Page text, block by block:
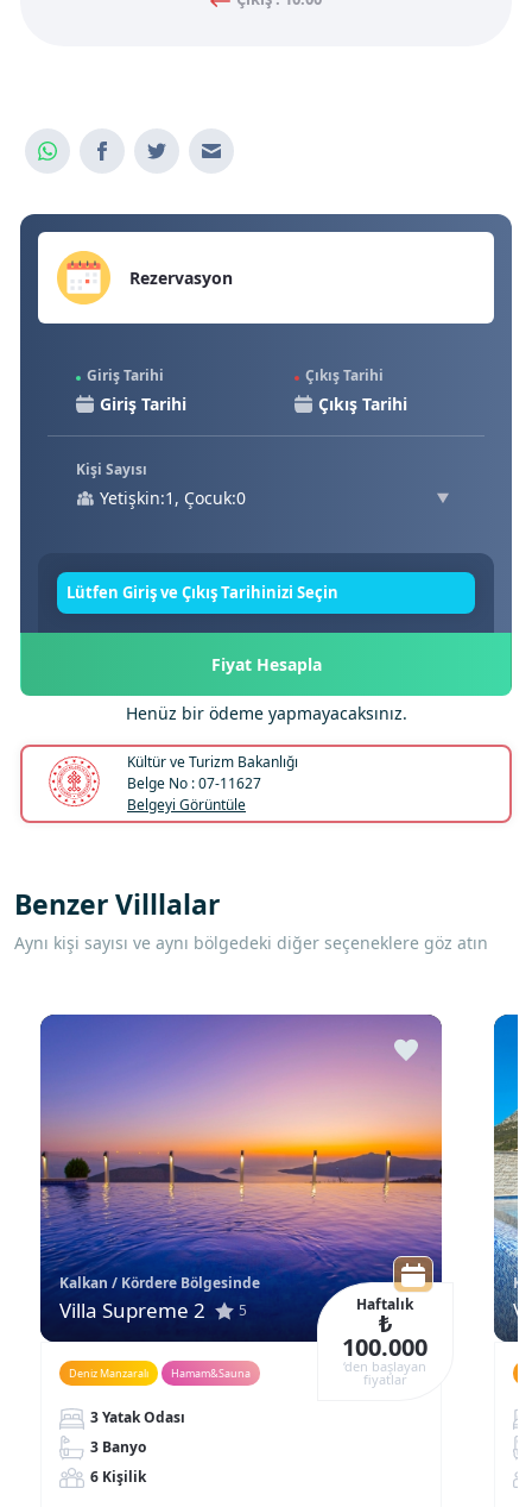
Rezervasyon
Giriş Tarihi Çıkış Tarihi
Kişi Sayısı
Yetişkin:1, Çocuk:0
Lütfen Giriş ve Çıkış Tarihinizi Seçin
Fiyat Hesapla
Henüz bir ödeme yapmayacaksınız.
Kültür ve Turizm Bakanlığı
Belge No : 07-11627
Belgeyi Görüntüle
Benzer Villlalar
Aynı kişi sayısı ve aynı bölgedeki diğer seçeneklere göz atın
Kalkan / Kördere Bölgesinde
Villa Supreme 2 5 Haftalık
₺
100.000
‘den başlayan
fiyatlar
Deniz Manzaralı Hamam&Sauna
3 Yatak Odası
3 Banyo
6 Kişilik